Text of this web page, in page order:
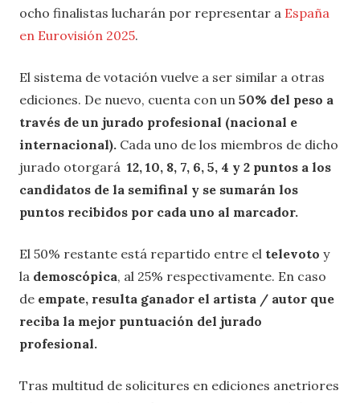
ocho finalistas lucharán por representar a España
en Eurovisión 2025.
El sistema de votación vuelve a ser similar a otras
ediciones. De nuevo, cuenta con un 50% del peso a
través de un jurado profesional (nacional e
internacional). Cada uno de los miembros de dicho
jurado otorgará 12, 10, 8, 7, 6, 5, 4 y 2 puntos a los
candidatos de la semifinal y se sumarán los
puntos recibidos por cada uno al marcador.
El 50% restante está repartido entre el televoto y
la demoscópica, al 25% respectivamente. En caso
de empate, resulta ganador el artista / autor que
reciba la mejor puntuación del jurado
profesional.
Tras multitud de solicitures en ediciones anetriores